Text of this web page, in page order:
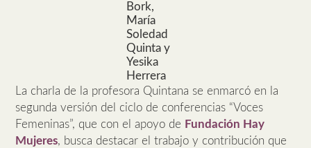
Bork,
María
Soledad
Quinta y
Yesika
Herrera
La charla de la profesora Quintana se enmarcó en la
segunda versión del ciclo de conferencias “Voces
Femeninas”, que con el apoyo de Fundación Hay
Mujeres, busca destacar el trabajo y contribución que